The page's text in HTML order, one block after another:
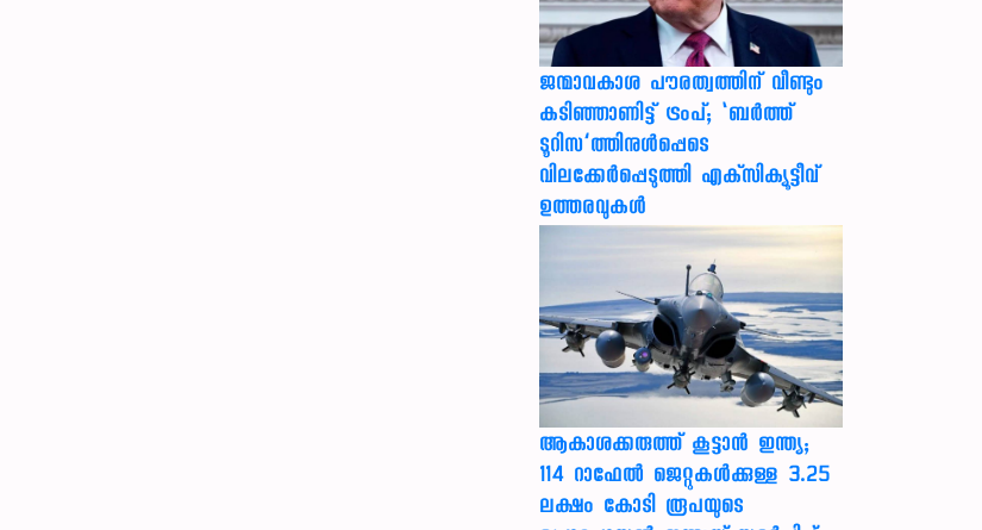
ജന്മാവകാശ പൗരത്വത്തിന് വീണ്ടും
കടിഞ്ഞാണിട്ട് ട്രംപ്; ‘ബര്‍ത്ത്
ടൂറിസ’ത്തിനുള്‍പ്പെടെ
വിലക്കേര്‍പ്പെടുത്തി എക്‌സിക്യൂട്ടീവ്
ഉത്തരവുകള്‍
ആകാശക്കരുത്ത് കൂട്ടാൻ ഇന്ത്യ;
114 റാഫേൽ ജെറ്റുകൾക്കുള്ള 3.25
ലക്ഷം കോടി രൂപയുടെ